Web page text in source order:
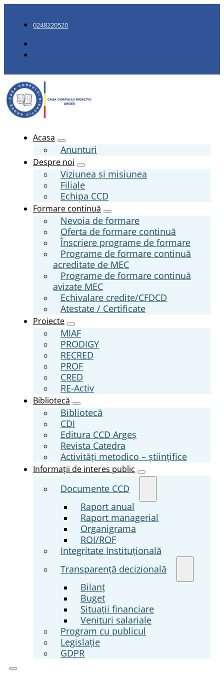
0248220520
Acasa
Anunturi
Despre noi
Viziunea și misiunea
Filiale
Echipa CCD
Formare continuă
Nevoia de formare
Oferta de formare continuă
Înscriere programe de formare
Programe de formare continuă
acreditate de MEC
Programe de formare continuă
avizate MEC
Echivalare credite/CFDCD
Atestate / Certificate
Proiecte
MIAF
PRODIGY
RECRED
PROF
CRED
RE-Activ
Bibliotecă
Bibliotecă
CDI
Editura CCD Argeş
Revista Catedra
Activități metodico – științifice
Informații de interes public
Documente CCD
Raport anual
Raport managerial
Organigrama
ROI/ROF
Integritate Instituțională
Transparenţă decizională
Bilanț
Buget
Situații financiare
Venituri salariale
Program cu publicul
Legislație
GDPR